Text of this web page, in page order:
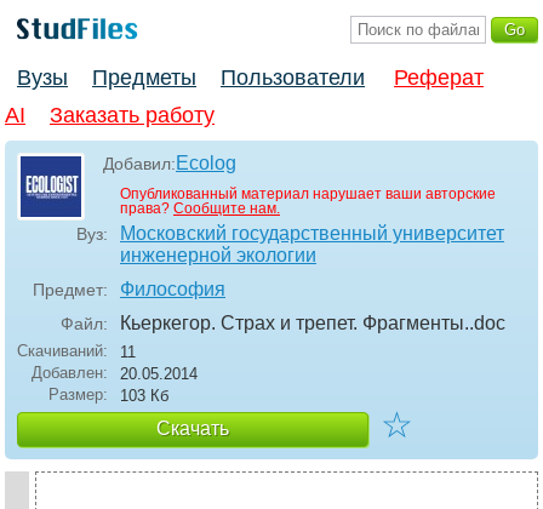
Вузы Предметы Пользователи
Реферат
AI
Заказать работу
Добавил:Ecolog
Опубликованный материал нарушает ваши авторские
права? Сообщите нам.
Вуз:
Московский государственный университет
инженерной экологии
Предмет: Философия
Файл: Кьеркегор. Страх и трепет. Фрагменты..doc
Скачиваний:
11
Добавлен:
20.05.2014
Размер:
103 Кб
Скачать ☆